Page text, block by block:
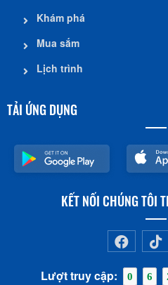
Khám phá
Mua sắm
Lịch trình
TẢI ỨNG DỤNG
KẾT NỐI CHÚNG TÔI
Lượt truy cập: 0 6